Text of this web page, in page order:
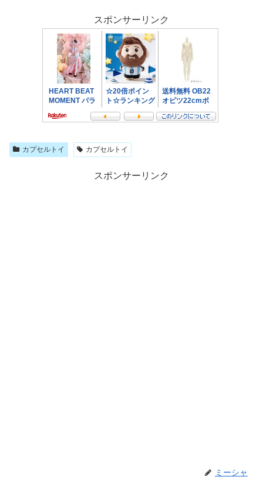
スポンサーリンク
カプセルトイ カプセルトイ
スポンサーリンク
ミーシャ